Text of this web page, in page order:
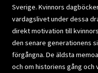
Sverige. Kvinnors
vardagslivet under dessa
direkt motivation till
den senare generationens
förgångna. De äldsta
och om historiens gång och